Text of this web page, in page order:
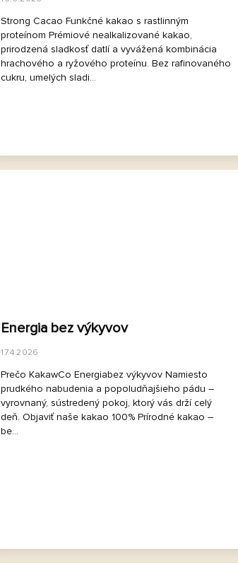
Strong Cacao Funkčné kakao s rastlinným
proteínom Prémiové nealkalizované kakao,
prirodzená sladkosť datlí a vyvážená kombinácia
hrachového a ryžového proteínu. Bez rafinovaného
cukru, umelých sladi...
Energia bez výkyvov
17.4.2026
Prečo KakawCo Energiabez výkyvov Namiesto
prudkého nabudenia a popoludňajšieho pádu –
vyrovnaný, sústredený pokoj, ktorý vás drží celý
deň. Objaviť naše kakao 100% Prírodné kakao –
be...